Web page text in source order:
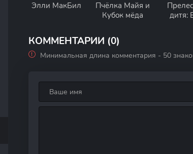
Элли МакБил
Пчёлка Майя и
Кубок мёда
дитя:
КОММЕНТАРИИ (0)
Минимальная длина комментария - 50